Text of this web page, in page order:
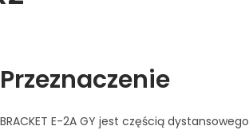
Przeznaczenie
BRACKET E-2A GY jest częścią dystansowego